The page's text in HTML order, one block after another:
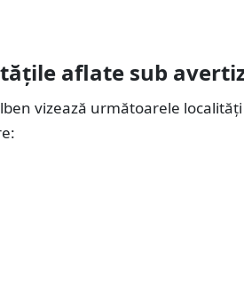
aflate sub
vizează următoarele